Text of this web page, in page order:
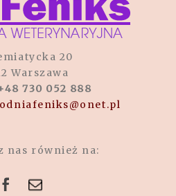
20
Warszawa
730 052 888
nas również na: